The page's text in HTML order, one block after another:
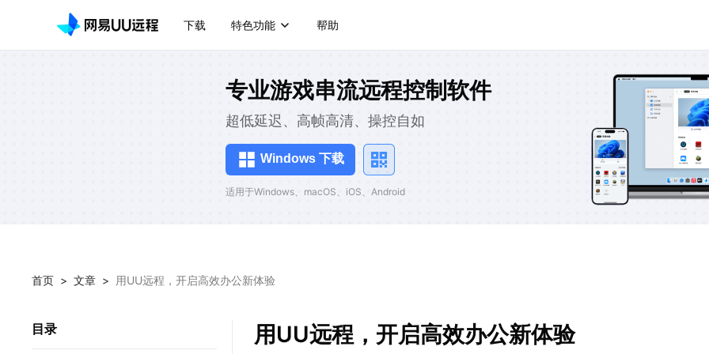
下载 特色功能 帮助
专业游戏串流远程控制软件
超低延迟、高帧高清、操控自如
Windows 下载
适用于Windows、macOS、iOS、Android
首页 > 文章 > 用UU远程，开启高效办公新体验
目录 用UU远程，开启高效办公新体验